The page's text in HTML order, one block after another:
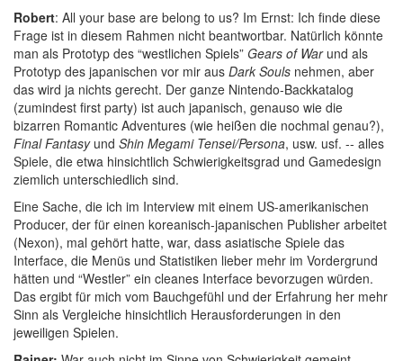
Robert: All your base are belong to us? Im Ernst: Ich finde diese
Frage ist in diesem Rahmen nicht beantwortbar. Natürlich könnte
man als Prototyp des “westlichen Spiels” Gears of Warund als
Prototyp des japanischen vor mir aus Dark Souls nehmen, aber
das wird ja nichts gerecht. Der ganze Nintendo-Backkatalog
(zumindest first party) ist auch japanisch, genauso wie die
bizarren Romantic Adventures (wie heißen die nochmal genau?),
Final Fantasyund Shin Megami Tensei/Persona, usw. usf. -- alles
Spiele, die etwa hinsichtlich Schwierigkeitsgrad und Gamedesign
ziemlich unterschiedlich sind.
Eine Sache, die ich im Interview mit einem US-amerikanischen
Producer, der für einen koreanisch-japanischen Publisher arbeitet
(Nexon), mal gehört hatte, war, dass asiatische Spiele das
Interface, die Menüs und Statistiken lieber mehr im Vordergrund
hätten und “Westler” ein cleanes Interface bevorzugen würden.
Das ergibt für mich vom Bauchgefühl und der Erfahrung her mehr
Sinn als Vergleiche hinsichtlich Herausforderungen in den
jeweiligen Spielen.